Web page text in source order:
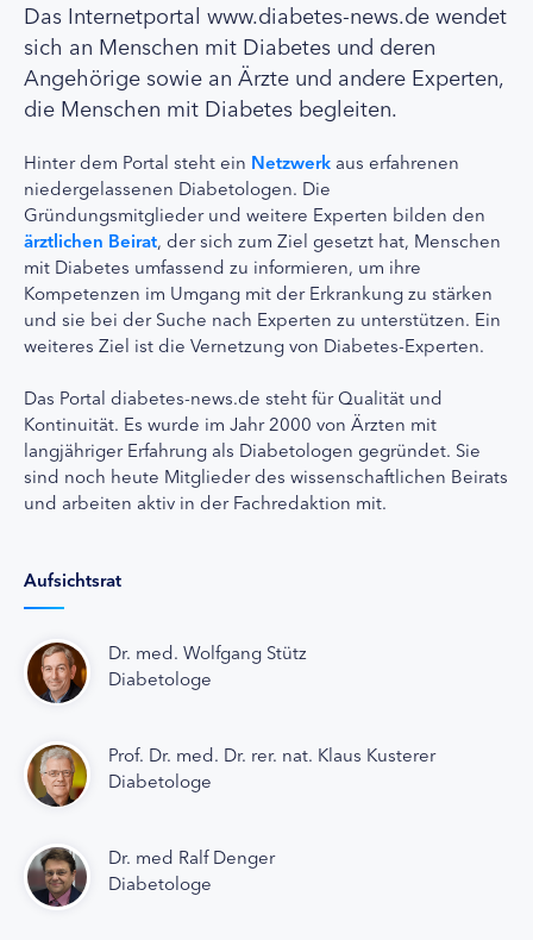
Das Internetportal www.diabetes-news.de wendet
sich an Menschen mit Diabetes und deren
Angehörige sowie an Ärzte und andere Experten,
die Menschen mit Diabetes begleiten.
Hinter dem Portal steht ein Netzwerk aus erfahrenen
niedergelassenen Diabetologen. Die
Gründungsmitglieder und weitere Experten bilden den
ärztlichen Beirat, der sich zum Ziel gesetzt hat, Menschen
mit Diabetes umfassend zu informieren, um ihre
Kompetenzen im Umgang mit der Erkrankung zu stärken
und sie bei der Suche nach Experten zu unterstützen. Ein
weiteres Ziel ist die Vernetzung von Diabetes-Experten.
Das Portal diabetes-news.de steht für Qualität und
Kontinuität. Es wurde im Jahr 2000 von Ärzten mit
langjähriger Erfahrung als Diabetologen gegründet. Sie
sind noch heute Mitglieder des wissenschaftlichen Beirats
und arbeiten aktiv in der Fachredaktion mit.
Aufsichtsrat
Dr. med. Wolfgang Stütz
Diabetologe
Prof. Dr. med. Dr. rer. nat. Klaus Kusterer
Diabetologe
Dr. med Ralf Denger
Diabetologe